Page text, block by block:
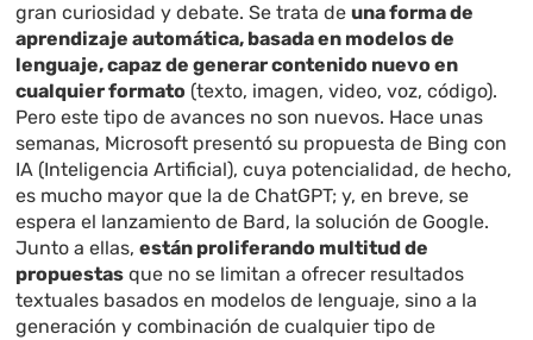
gran curiosidad y debate. Se trata deuna forma de
aprendizaje automática, basada en modelos de
lenguaje, capaz de generar contenido nuevo en
cualquier formato (texto, imagen, video, voz, código).
Pero este tipo de avances no son nuevos. Hace unas
semanas, Microsoft presentó su propuesta de Bing con
IA (Inteligencia Artificial), cuya potencialidad, de hecho,
es mucho mayor que la de ChatGPT; y, en breve, se
espera el lanzamiento de Bard, la solución de Google.
Junto a ellas,están proliferando multitud de
propuestas que no se limitan a ofrecer resultados
textuales basados en modelos de lenguaje, sino a la
generación y combinación de cualquier tipo de